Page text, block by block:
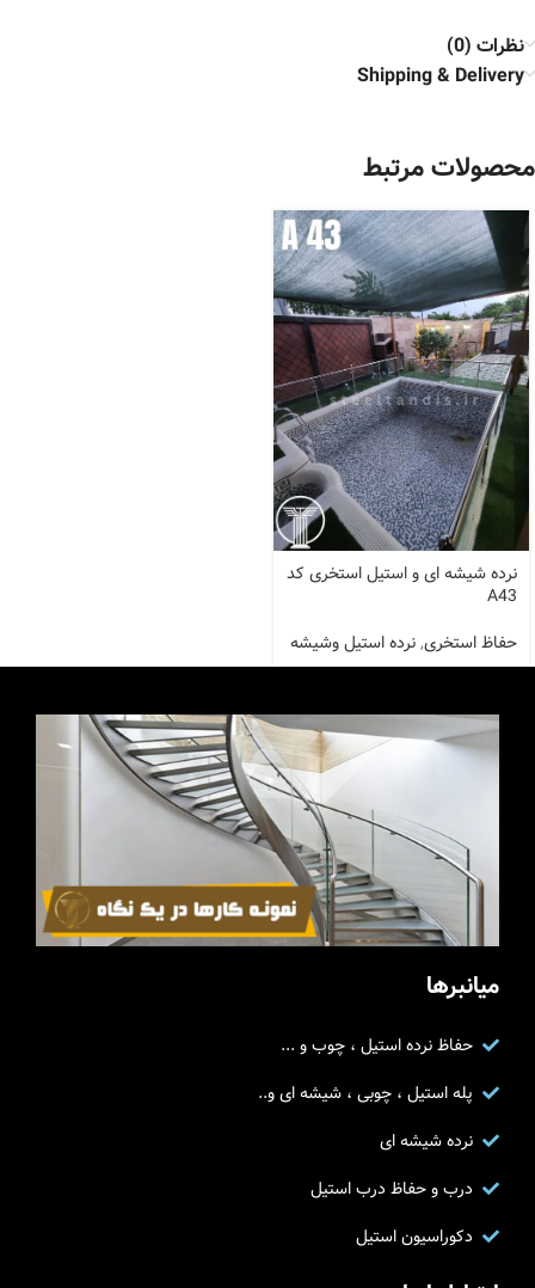
نظرات (0)
Shipping & Delivery
محصولات مرتبط
نرده شیشه ای و استیل استخری کد
A43
حفاظ استخری,نرده استیل وشیشه
میانبرها
حفاظ نرده استیل ، چوب و ...
پله استیل ، چوبی ، شیشه ای و..
نرده شیشه ای
درب و حفاظ درب استیل
دکوراسیون استیل